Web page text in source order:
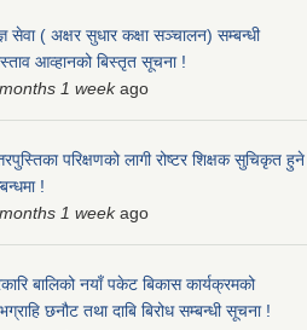
सेवा ( अक्षर सुधार कक्षा सञ्चालन) सम्बन्धी
आव्हानको बिस्तृत सूचना !
1 weekago
परिक्षणको लागी रोष्टर शिक्षक सुचिकृत हुने
!
1 weekago
बालिको नयाँ पकेट बिकास कार्यक्रमको
छनौट तथा दाबि बिरोध सम्बन्धी सूचना !